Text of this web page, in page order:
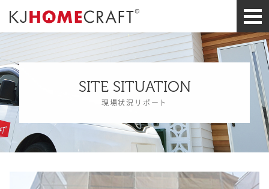
SITE SITUATION
現場状況リポート